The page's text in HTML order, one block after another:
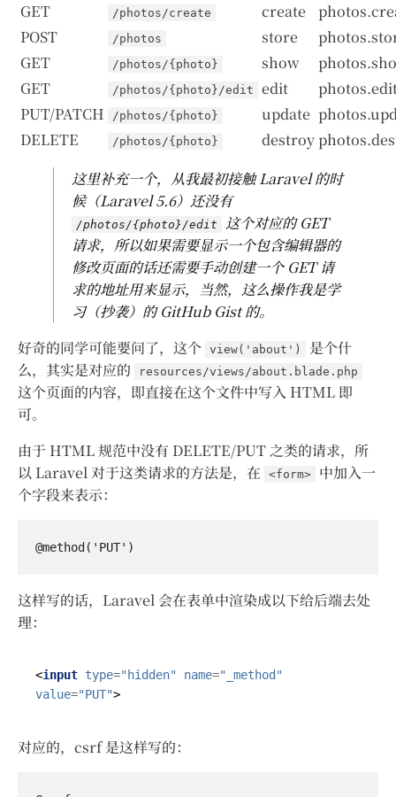
GET
/photos/create create
POST
/photos store
GET
/photos/{photo} show
GET
/photos/{photo}/edit edit
PUT/PATCH
/photos/{photo} update
DELETE
/photos/{photo} destroy
这里补充一个，从我最初接触 Laravel 的时
候（Laravel 5.6）还没有
/photos/{photo}/edit
这个对应的 GET
请求，所以如果需要显示一个包含编辑器的
修改页面的话还需要手动创建一个 GET 请
求的地址用来显示，当然，这么操作我是学
习（抄袭）的 GitHub Gist 的。
好奇的同学可能要问了，这个 view('about')
是个什
么，其实是对应的
resources/views/about.blade.php
这个页面的内容，即直接在这个文件中写入 HTML 即
可。
由于 HTML 规范中没有 DELETE/PUT 之类的请求，所
以 Laravel 对于这类请求的方法是，在
<form>
中加入一
个字段来表示：
这样写的话，Laravel 会在表单中渲染成以下给后端去处
理：
<input type="hidden" name="_method"
value="PUT">
对应的，csrf 是这样写的：